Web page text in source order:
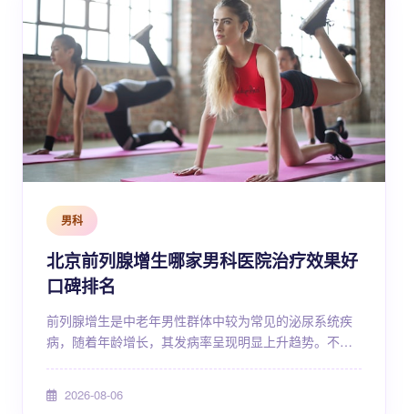
就医。 阳痿...
男科
北京前列腺增生哪家男科医院治疗效果好
口碑排名
前列腺增生是中老年男性群体中较为常见的泌尿系统疾
病，随着年龄增长，其发病率呈现明显上升趋势。不少
构，如何选择适合自己的就诊医院，成为许多患者关心
2026-08-06